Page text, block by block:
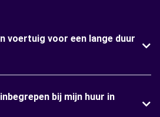
voertuig voor een lange duur
bij mijn huur in